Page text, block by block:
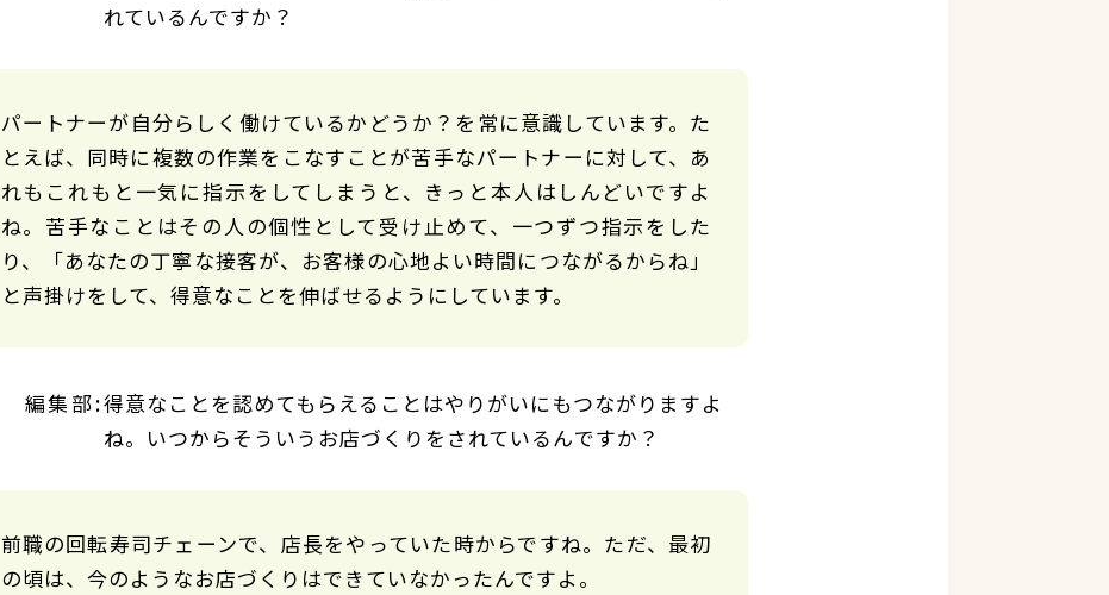
れているんですか？
パートナーが自分らしく働けているかどうか？を常に意識しています。た
とえば、同時に複数の作業をこなすことが苦手なパートナーに対して、あ
れもこれもと一気に指示をしてしまうと、きっと本人はしんどいですよ
ね。苦手なことはその人の個性として受け止めて、一つずつ指示をした
り、「あなたの丁寧な接客が、お客様の心地よい時間につながるからね」
と声掛けをして、得意なことを伸ばせるようにしています。
得意なことを認めてもらえることはやりがいにもつながりますよ
ね。いつからそういうお店づくりをされているんですか？
前職の回転寿司チェーンで、店長をやっていた時からですね。ただ、最初
の頃は、今のようなお店づくりはできていなかったんですよ。